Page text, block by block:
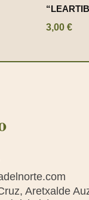
3,00 €
Aretxalde